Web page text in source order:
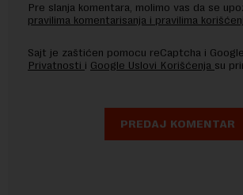
Pre slanja komentara, molimo vas da se
pravilima komentarisanja i pravilima
Sajt je zaštićen pomocu reCaptcha i Google.
Privatnosti i Google Uslovi Korišćenja su